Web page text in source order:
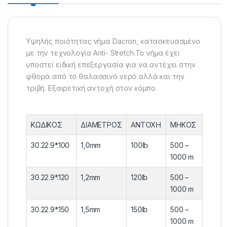
Υψηλής ποιότητας νήμα Dacron, κατασκευασμένο
με την τεχνολογία Anti- Stretch.Το νήμα έχει
υποστεί ειδική επεξεργασία για να αντέχει στην
φθορά από το θαλασσινό νερό αλλά και την
τριβή. Εξαιρετική αντοχή στον κόμπο.
ΚΩΔΙΚΟΣ ΔΙΑΜΕΤΡΟΣ ΑΝΤΟΧΗ ΜΗΚΟΣ
30.22.9*.100 1,0mm 100lb
500 –
1000 m
30.22.9*.120 1,2mm 120lb
500 –
1000 m
30.22.9*.150 1,5mm 150lb
500 –
1000 m